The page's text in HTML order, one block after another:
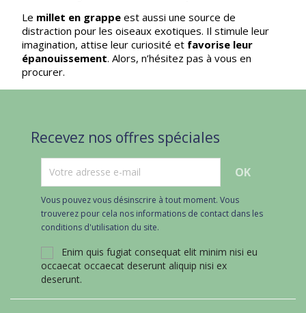
Le millet en grappe est aussi une source de
distraction pour les oiseaux exotiques. Il stimule leur
imagination, attise leur curiosité et favorise leur
épanouissement. Alors, n’hésitez pas à vous en
procurer.
Recevez nos offres spéciales
Vous pouvez vous désinscrire à tout moment. Vous
trouverez pour cela nos informations de contact dans les
conditions d'utilisation du site.
Enim quis fugiat consequat elit minim nisi eu
occaecat occaecat deserunt aliquip nisi ex
deserunt.